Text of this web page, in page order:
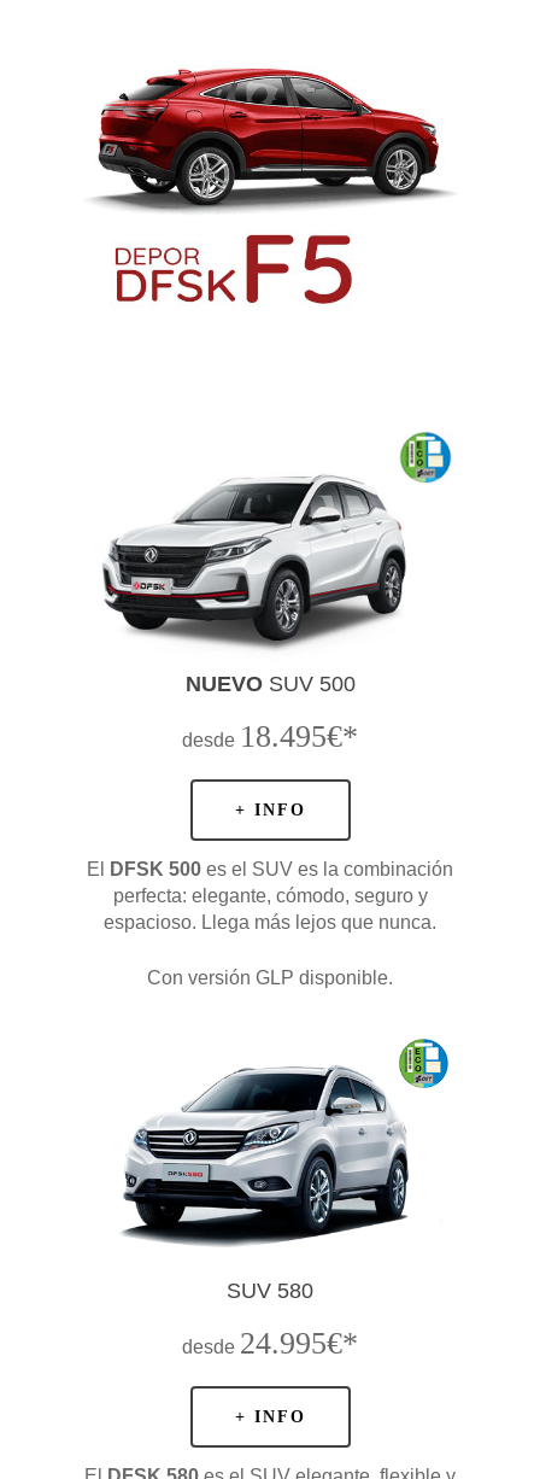
NUEVOSUV 500
desde 18.495€*
+ INFO
El DFSK 500 es el SUV es la combinación
perfecta: elegante, cómodo, seguro y
espacioso. Llega más lejos que nunca.
Con versión GLP disponible.
SUV 580
desde 24.995€*
+ INFO
GAMA
DFSK 500
SOBRE DFSK